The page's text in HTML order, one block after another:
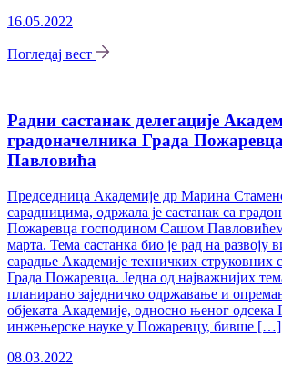
16.05.2022
Погледај вест
Радни састанак делeгације
градоначелника Града
Павловића
Председница Академије др Марина
сарадницима, одржала је састанак са
Пожаревца господином Сашом
марта. Тема састанка био је рад на развоју
сарадње Академије техничких струковних
Града Пожаревца. Једна од најважнијих
планирано заједничко одржавање и
објеката Академије, односно њеног
инжењерске науке у Пожаревцу, бивше […]
08.03.2022